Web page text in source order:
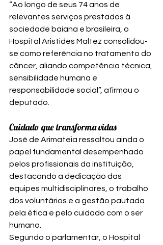
“Ao longo de seus 74 anos de
relevantes serviços prestados à
sociedade baiana e brasileira, o
Hospital Aristides Maltez consolidou-
se como referência no tratamento do
câncer, aliando competência técnica,
sensibilidade humana e
responsabilidade social”, afirmou o
deputado.
Cuidado que transforma vidas
José de Arimateia ressaltou ainda o
papel fundamental desempenhado
pelos profissionais da instituição,
destacando a dedicação das
equipes multidisciplinares, o trabalho
dos voluntários e a gestão pautada
pela ética e pelo cuidado com o ser
humano.
Segundo o parlamentar, o Hospital